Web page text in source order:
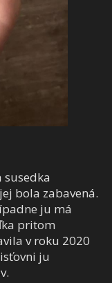
bola zabavená.
ju má
pritom
v roku 2020
ju